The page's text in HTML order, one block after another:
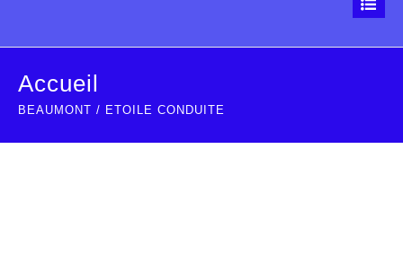
Accueil
BEAUMONT / ETOILE CONDUITE